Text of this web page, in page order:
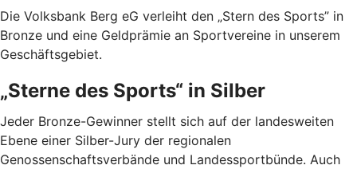
Die Volksbank Berg eG verleiht den „Stern des Sports” in
Bronze und eine Geldprämie an Sportvereine in unserem
Geschäftsgebiet.
„Sterne des Sports“ in Silber
Jeder Bronze-Gewinner stellt sich auf der landesweiten
Ebene einer Silber-Jury der regionalen
Genossenschaftsverbände und Landessportbünde. Auch